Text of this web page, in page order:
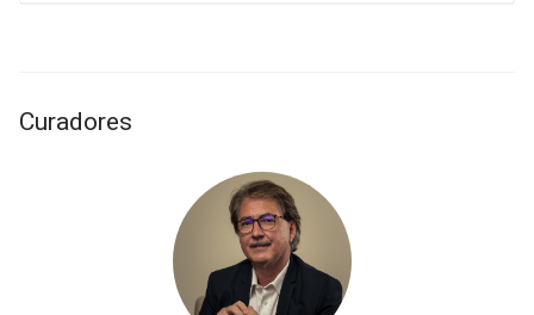
Curadores